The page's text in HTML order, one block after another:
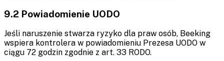
9.2 Powiadomienie UODO
Jeśli naruszenie stwarza ryzyko dla praw osób, Beeking
wspiera kontrolera w powiadomieniu Prezesa UODO w
ciągu 72 godzin zgodnie z art. 33 RODO.